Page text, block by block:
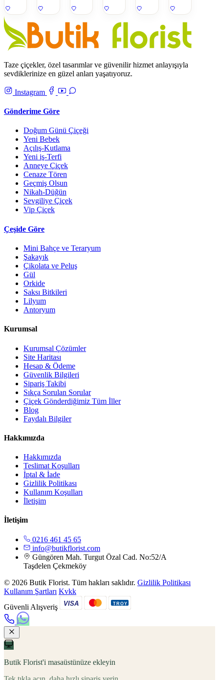
Taze çiçekler, özel tasarımlar ve güvenilir hizmet anlayışıyla
sevdiklerinize en güzel anları yaşatıyoruz.
Instagram
Gönderime Göre
Doğum Günü Çiçeği
Yeni Bebek
Açılış-Kutlama
Yeni iş-Terfi
Anneye Çiçek
Cenaze Tören
Geçmiş Olsun
Nikah-Düğün
Sevgiliye Çiçek
Vip Çiçek
Çeşide Göre
Mini Bahçe ve Teraryum
Şakayık
Çikolata ve Peluş
Gül
Orkide
Saksı Bitkileri
Lilyum
Antoryum
Kurumsal
Kurumsal Çözümler
Site Haritası
Hesap & Ödeme
Güvenlik Bilgileri
Sipariş Takibi
Sıkça Sorulan Sorular
Çiçek Gönderdiğimiz Tüm İller
Blog
Faydalı Bilgiler
Hakkımızda
Hakkımızda
Teslimat Koşulları
İptal & İade
Gizlilik Politikası
Kullanım Koşulları
İletişim
İletişim
0216 461 45 65
info@butikflorist.com
Güngören Mah. Turgut Özal Cad. No:52/A
Taşdelen Çekmeköy
© 2026 Butik Florist. Tüm hakları saklıdır. Gizlilik Politikası
Kullanım Şartları Kvkk
Güvenli Alışveriş
VISA TROY
Butik Florist'i masaüstünüze ekleyin